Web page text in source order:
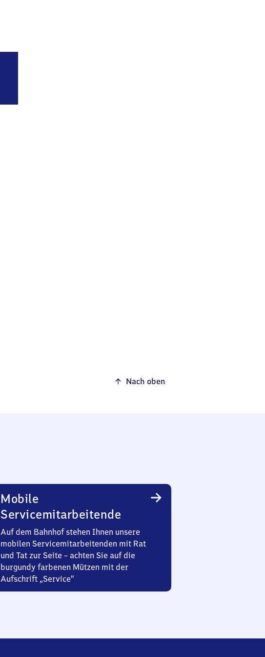
Nach oben
Mobile
Servicemitarbeitende
Auf dem Bahnhof stehen Ihnen unsere
mobilen Servicemitarbeitenden mit Rat
und Tat zur Seite – achten Sie auf die
burgundy farbenen Mützen mit der
Aufschrift „Service“